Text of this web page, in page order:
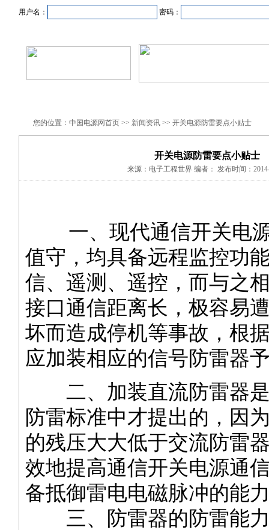
用户名： 密码：
您的位置：中国电源网首页 >> 新闻资讯 >> 开关电源防雷要点小贴士
开关电源防雷要点小贴士
来源：电子工程世界 编者： 发布时间：
一、现代通信开关电源
值守，均具备远程监控功
信、遥测、遥控，而与之
接口通信距离长，极容易
坏而造成停机等事故，根
应加装相应的信号防雷器
二、加装直流防雷器是
防雷标准中才提出的，因
的残压大大低于交流防雷
效地提高通信开关电源通
备抵御雷电电磁脉冲的能
三、防雷器的防雷能力